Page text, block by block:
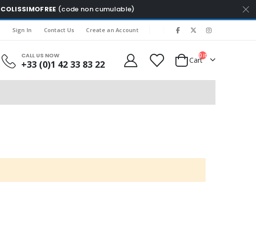
COLISSIMOFREE (code non cumulable)
Sign In Contact Us Create an Account
CALL US NOW
+33 (0)1 42 33 83 22 Cart
0 items